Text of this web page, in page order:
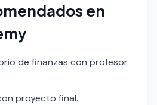
en
de finanzas con profesor
proyecto final.